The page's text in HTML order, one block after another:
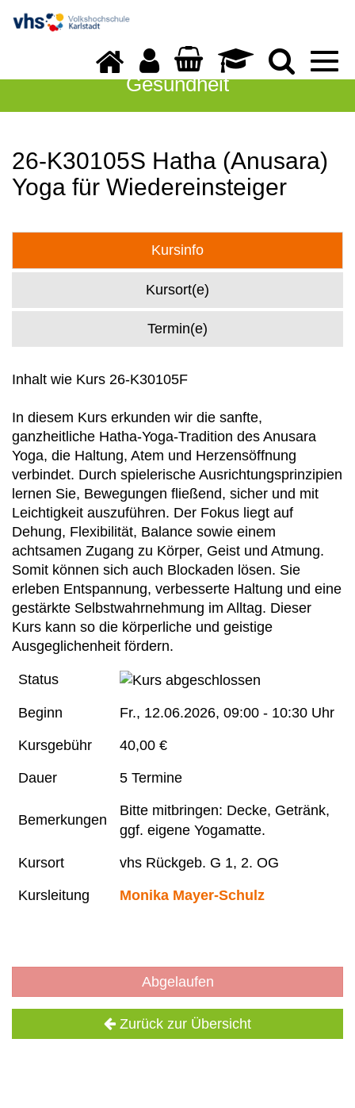
Gesundheit
26-K30105S Hatha (Anusara)
Yoga für Wiedereinsteiger
Kursinfo
Kursort(e)
Termin(e)
Inhalt wie Kurs 26-K30105F
In diesem Kurs erkunden wir die sanfte,
ganzheitliche Hatha-Yoga-Tradition des Anusara
Yoga, die Haltung, Atem und Herzensöffnung
verbindet. Durch spielerische Ausrichtungsprinzipien
lernen Sie, Bewegungen fließend, sicher und mit
Leichtigkeit auszuführen. Der Fokus liegt auf
Dehung, Flexibilität, Balance sowie einem
achtsamen Zugang zu Körper, Geist und Atmung.
Somit können sich auch Blockaden lösen. Sie
erleben Entspannung, verbesserte Haltung und eine
gestärkte Selbstwahrnehmung im Alltag. Dieser
Kurs kann so die körperliche und geistige
Ausgeglichenheit fördern.
Status
Beginn Fr., 12.06.2026, 09:00 - 10:30 Uhr
Kursgebühr 40,00 €
Dauer 5 Termine
Bemerkungen
Bitte mitbringen: Decke, Getränk,
ggf. eigene Yogamatte.
Kursort vhs Rückgeb. G 1, 2. OG
Kursleitung Monika Mayer-Schulz
Abgelaufen
Zurück zur Übersicht